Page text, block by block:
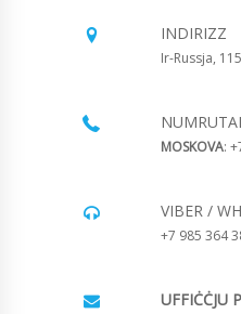
INDIRIZZ
Ir-Russja,
MOSKOVA:
VIBER /
+7 985 364
UFFIĊĊJU